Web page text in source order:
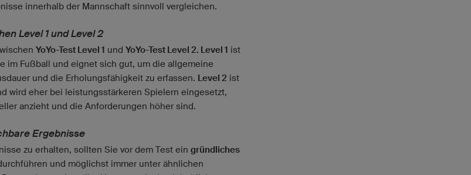
innerhalb der Mannschaft sinnvoll vergleichen.
Level 1 und Level 2
YoYo-Test Level 1 und YoYo-Test Level 2. Level 1 ist
im Fußball und eignet sich gut, um die allgemeine
und die Erholungsfähigkeit zu erfassen. Level 2 ist
wird eher bei leistungsstärkeren Spielern eingesetzt,
anzieht und die Anforderungen höher sind.
Ergebnisse
zu erhalten, sollten Sie vor dem Test ein gründliches
und möglichst immer unter ähnlichen